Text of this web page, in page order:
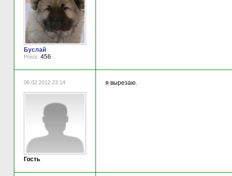
Буслай
Posts: 456
06.02.2012 23:14
Гость
я вырезаю.